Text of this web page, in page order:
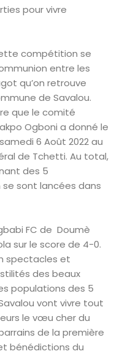
pour vivre
compétition se
entre les
qu’on retrouve
de Savalou.
que le comité
Ogboni a donné le
6 Août 2022 au
de Tchetti. Au total,
des 5
sont lancées dans
FC de Doumè
sur le score de 4-0.
spectacles et
des beaux
populations des 5
vont vivre tout
le vœu cher du
de la première
bénédictions du